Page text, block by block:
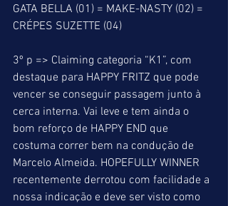
GATA BELLA (01) = MAKE-NASTY (02) =
CRÉPES SUZETTE (04)
3º p => Claiming categoria “K1”, com
destaque para HAPPY FRITZ que pode
vencer se conseguir passagem junto à
cerca interna. Vai leve e tem ainda o
bom reforço de HAPPY END que
costuma correr bem na condução de
Marcelo Almeida. HOPEFULLY WINNER
recentemente derrotou com facilidade a
nossa indicação e deve ser visto como